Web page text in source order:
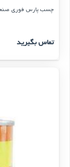
چسب پارس فوری صنعتی
تماس بگیرید